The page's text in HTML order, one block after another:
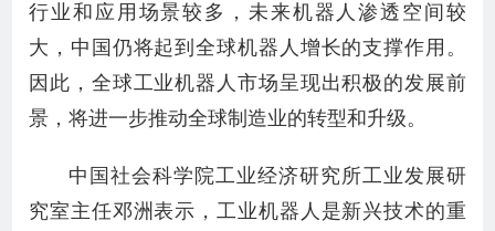
行业和应用场景较多，未来机器人渗透空间较
大，中国仍将起到全球机器人增长的支撑作用。
因此，全球工业机器人市场呈现出积极的发展前
景，将进一步推动全球制造业的转型和升级。
中国社会科学院工业经济研究所工业发展研
究室主任邓洲表示，工业机器人是新兴技术的重